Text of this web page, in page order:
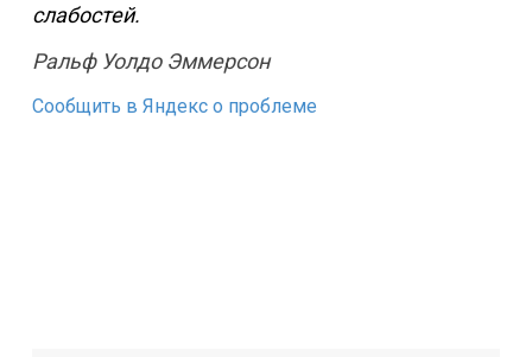
слабостей.
Ральф Уолдо Эммерсон
Сообщить в Яндекс о проблеме